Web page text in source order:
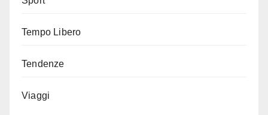
Tempo Libero
Tendenze
Viaggi